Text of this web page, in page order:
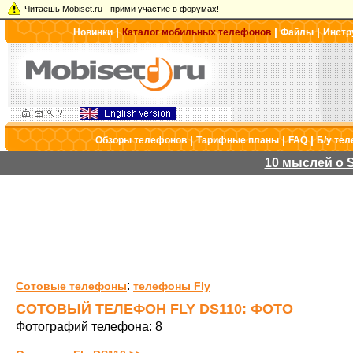
Читаешь Mobiset.ru - прими участие в форумах!
Новинки|Каталог мобильных телефонов |Файлы|
Обзоры телефонов|Тарифные планы|FAQ|Б/у
10 мыслей о
Сотовые телефоны: телефоны Fly
СОТОВЫЙ ТЕЛЕФОН FLY DS110: ФОТО
Фотографий телефона: 8